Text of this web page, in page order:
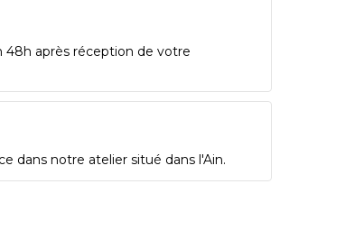
48h après réception de votre
dans notre atelier situé dans l'Ain.